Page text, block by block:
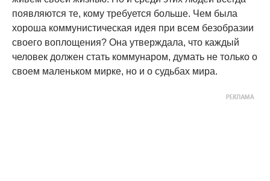
появляются те, кому требуется больше. Чем была
хороша коммунистическая идея при всем безобразии
своего воплощения? Она утверждала, что каждый
человек должен стать коммунаром, думать не только о
своем маленьком мирке, но и о судьбах мира.